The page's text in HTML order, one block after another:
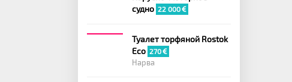
судно 22 000
Туалет торфяной Rostok
Eco 270
Нарва